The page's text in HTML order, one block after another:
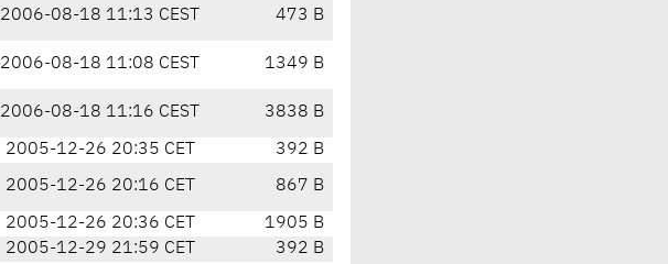
2006-08-18 11:13 CEST 473 B
2006-08-18 11:08 CEST 1349 B
2006-08-18 11:16 CEST 3838 B
2005-12-26 20:35 CET
392 B
2005-12-26 20:16 CET 867 B
2005-12-26 20:36 CET
1905 B
2005-12-29 21:59 CET
392 B